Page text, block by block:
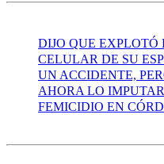
DIJO QUE EXPLOTÓ
CELULAR DE SU
UN ACCIDENTE,
AHORA LO
FEMICIDIO EN